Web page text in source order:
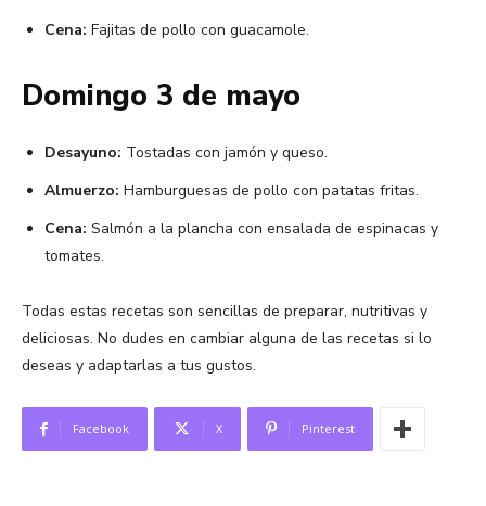
Cena: Fajitas de pollo con guacamole.
Domingo 3 de mayo
Desayuno: Tostadas con jamón y queso.
Almuerzo: Hamburguesas de pollo con patatas fritas.
Cena: Salmón a la plancha con ensalada de espinacas y
tomates.
Todas estas recetas son sencillas de preparar, nutritivas y
deliciosas. No dudes en cambiar alguna de las recetas si lo
deseas y adaptarlas a tus gustos.
Facebook X Pinterest